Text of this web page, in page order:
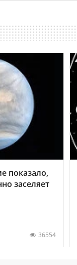
показало,
заселяет
36554